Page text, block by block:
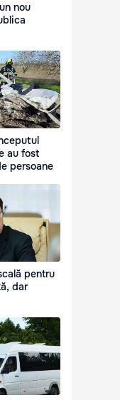
nou
au fost
persoane
pentru
dar